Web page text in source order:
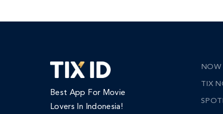
Best App For Movie
Lovers In Indonesia!
NOW
TIX